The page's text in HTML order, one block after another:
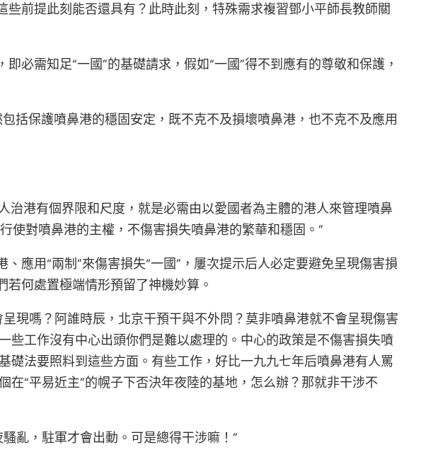
些前提此刻能否還具有？此時此刻，特殊需求複習鄧小平師長教師關
必需知足“一國”的基礎請求，假如“一國”得不到應有的尊敬和保護，
括保護噴鼻港的穩固安定，既不克不及損壞噴鼻港，也不克不及應用
治港有個界限和尺度，就是必需由以愛國者為主體的港人來管理噴鼻
使對噴鼻港的主權，不傷害損失噴鼻港的繁華和穩固。”
應用“兩制”來傷害損失“一國”，屢次提示后人必定要避免呈現傷害損
何處置極端情形預留了神機妙算。
現嗎？阿誰時辰，北京干預干與不外問？莫非噴鼻港就不會呈現傷害
工作沒有中心出頭你們是難以處理的。中心的政策是不傷害損失噴
法要照料到這些方面。有些工作，好比一九九七年后噴鼻港有人罵
在“平易近主”的幌子下否決年夜陸的基地，怎么辦？那就非干涉不
亂，駐軍才會出動。可是總得干涉嘛！”